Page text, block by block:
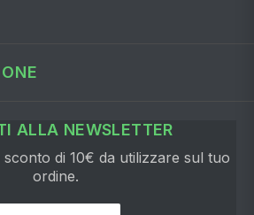
ALLA NEWSLETTER
di 10€ da utilizzare sul tuo
ordine.